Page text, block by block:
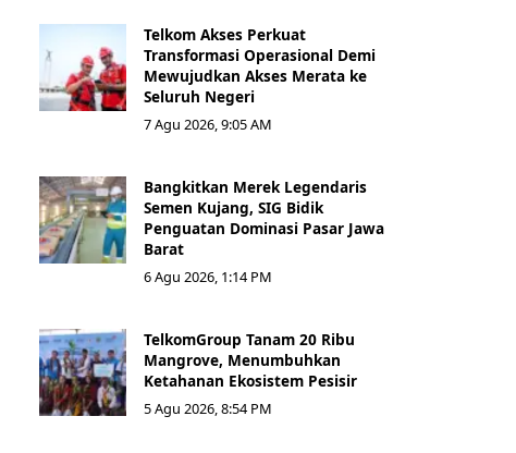
Telkom Akses Perkuat
Transformasi Operasional Demi
Mewujudkan Akses Merata ke
Seluruh Negeri
7 Agu 2026, 9:05 AM
Bangkitkan Merek Legendaris
Semen Kujang, SIG Bidik
Penguatan Dominasi Pasar Jawa
Barat
6 Agu 2026, 1:14 PM
TelkomGroup Tanam 20 Ribu
Mangrove, Menumbuhkan
Ketahanan Ekosistem Pesisir
5 Agu 2026, 8:54 PM